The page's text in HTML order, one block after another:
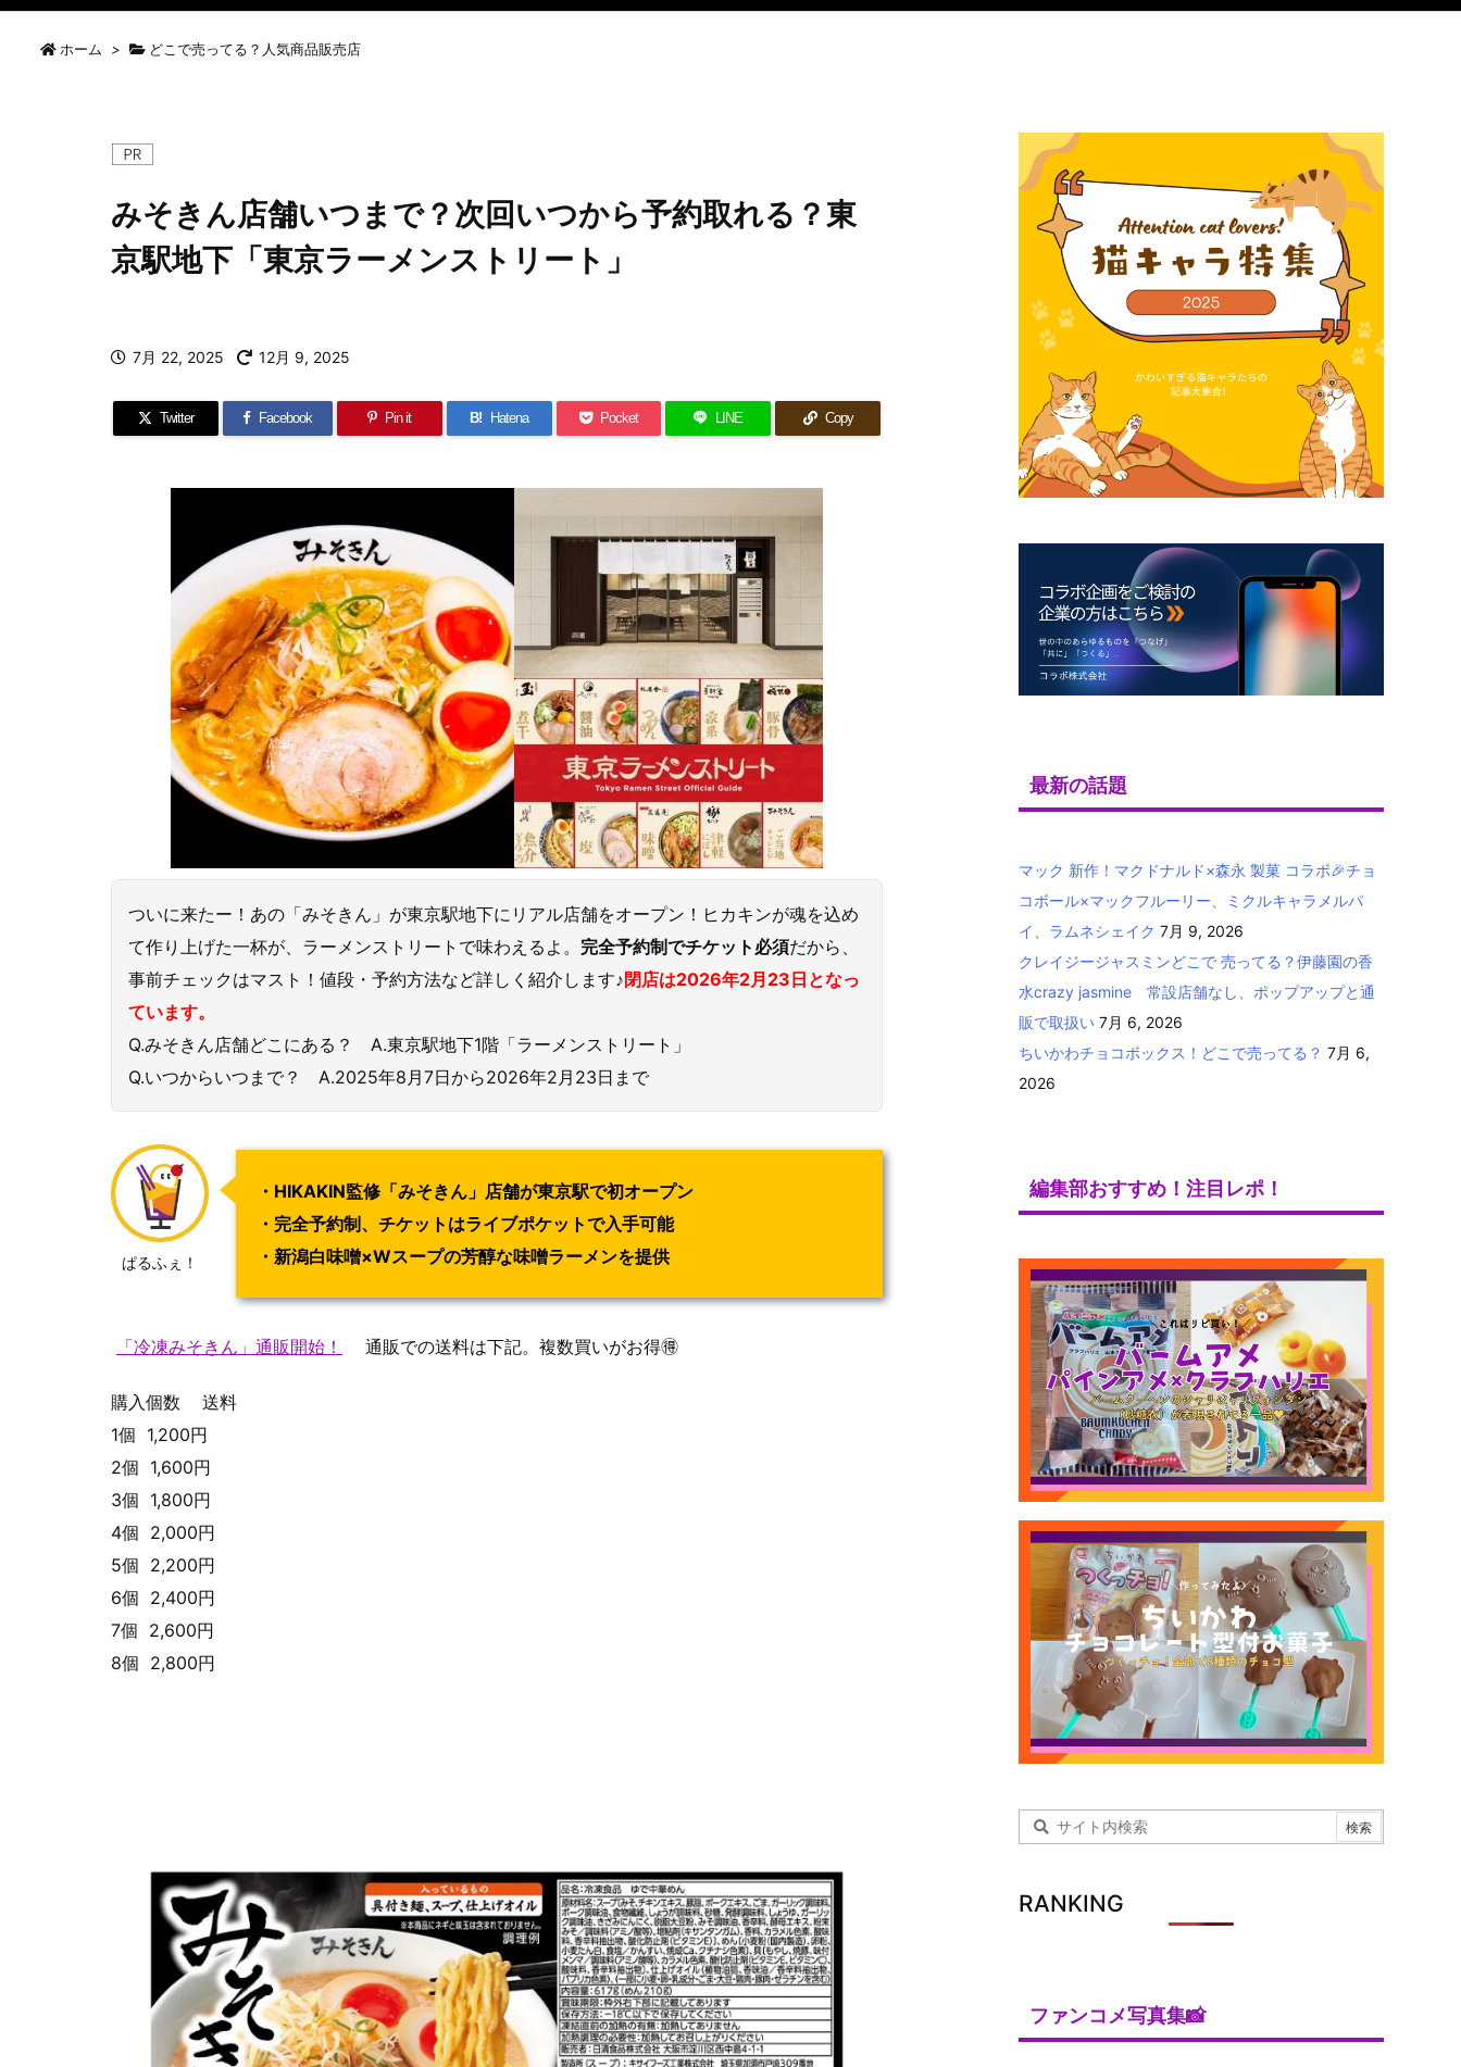
ホーム > どこで売ってる？人気商品販売店
みそきん店舗いつまで？次回いつから予約取れる？東
京駅地下「東京ラーメンストリート」
7月 22, 2025 12月 9, 2025
Twitter Facebook Pin it B! Hatena Pocket LINE Copy
ついに来たー！あの「みそきん」が東京駅地下にリアル店舗をオープン！ヒカキンが魂を込め
て作り上げた一杯が、ラーメンストリートで味わえるよ。 完全予約制でチケット必須だから、
事前チェックはマスト！値段・予約方法など詳しく紹介します♪閉店は2026年2月23日となっ
ています。
Q.みそきん店舗どこにある？ A.東京駅地下1階「ラーメンストリート」
Q.いつからいつまで？ A.2025年8月7日から2026年2月23日まで
ぱるふぇ！
・HIKAKIN監修「みそきん」店舗が東京駅で初オープン
・完全予約制、チケットはライブポケットで入手可能
・新潟白味噌×Wスープの芳醇な味噌ラーメンを提供
「冷凍みそきん」通販開始！ 通販での送料は下記。複数買いがお得🉐
購入個数 送料
1個 1,200円
2個 1,600円
3個 1,800円
4個 2,000円
5個 2,200円
6個 2,400円
7個 2,600円
8個 2,800円
最新の話題
マック 新作！マクドナルド×森永 製菓 コラボ🎉チョ
コボール×マックフルーリー、ミクルキャラメルパ
イ、ラムネシェイク 7月 9, 2026
クレイジージャスミンどこで 売ってる？伊藤園の香
水crazy jasmine 常設店舗なし、ポップアップと通
販で取扱い 7月 6, 2026
ちいかわチョコボックス！どこで売ってる？ 7月 6,
2026
編集部おすすめ！注目レポ！
RANKING
ファンコメ写真集📸